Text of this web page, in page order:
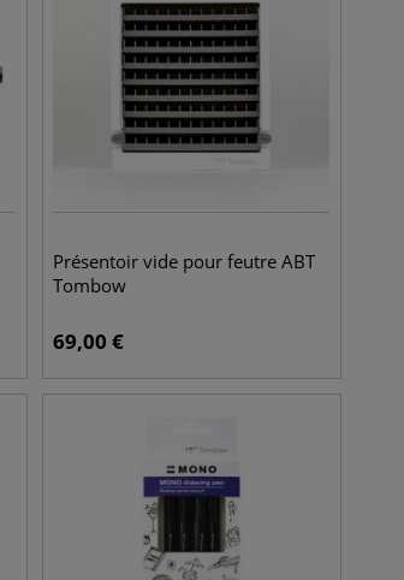
Présentoir vide pour feutre ABT
Tombow
69,00 €